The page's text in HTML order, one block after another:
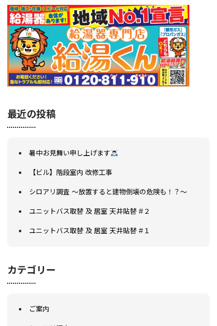
最近の投稿
暑中お見舞い申し上げます
【ビル】階段室内 改修工事
シロアリ調査 ～放置すると建物倒壊の危険も！？～
ユニットバス取替 及 居室 天井貼替 #２
ユニットバス取替 及 居室 天井貼替 #１
カテゴリー
ご案内